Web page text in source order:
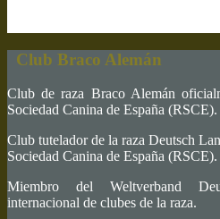
Club Braco Alemán
Club de raza Braco Alemán
Sociedad Canina de España (RSCE).
Club tutelador de la raza Deutsch
Sociedad Canina de España (RSCE).
Miembro del Weltverband
internacional de clubes de la raza.